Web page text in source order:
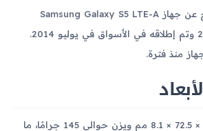
أعلنت شركة سامسونج عن جهاز Samsung Galaxy S5 LTE-A
G906S في يونيو 2014 وتم إطلاقه في الأسواق في يوليو 2014.
منذ فترة.
يأتي الجهاز بأبعاد 142 × 72.5 × 8.1 مم ويزن حوالي 145 جرامًا، ما